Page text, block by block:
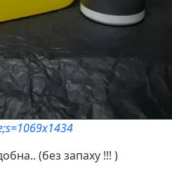
(без запаху !!! )